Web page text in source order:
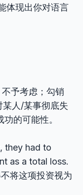
体现出你对语言
予考虑；勾销
人/某事彻底失
的可能性。
they had to
as a total loss.
将这项投资视为